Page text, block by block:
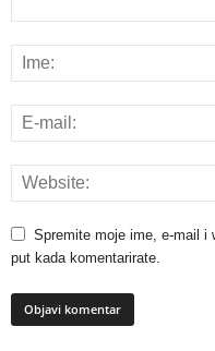
Spremite moje ime, e-mail i
put kada komentarirate.